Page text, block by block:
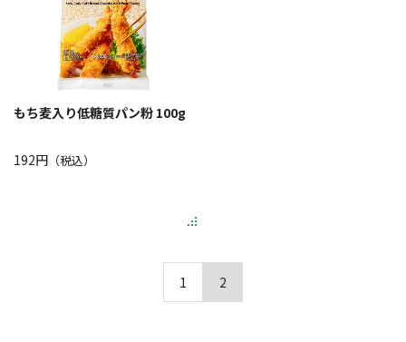
もち麦入り低糖質パン粉 100g
192円 （税込）
1 2